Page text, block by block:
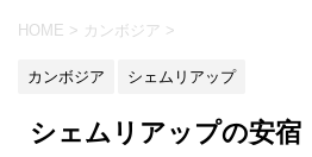
HOME > カンボジア >
カンボジア シェムリアップ
シェムリアップの安宿